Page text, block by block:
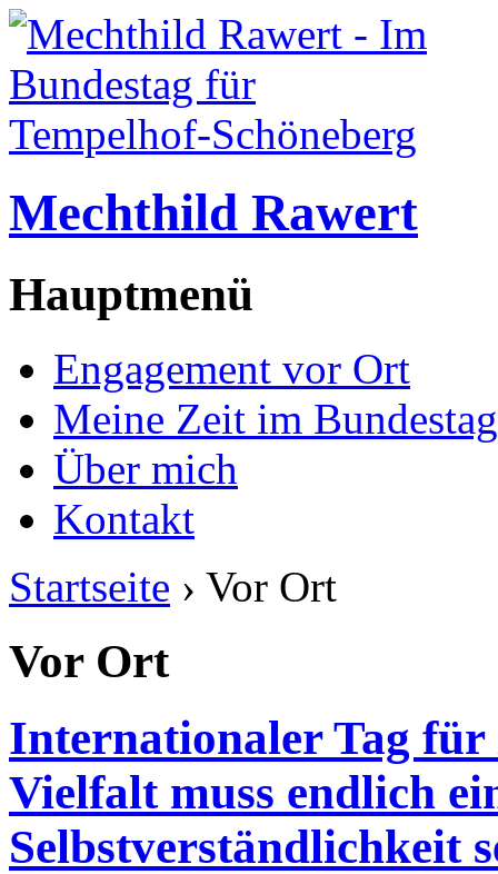
Mechthild Rawert
Hauptmenü
Engagement vor Ort
Meine Zeit im Bundestag
Über mich
Kontakt
Startseite › Vor Ort
Vor Ort
Internationaler Tag für
Vielfalt muss endlich
Selbstverständlichkeit